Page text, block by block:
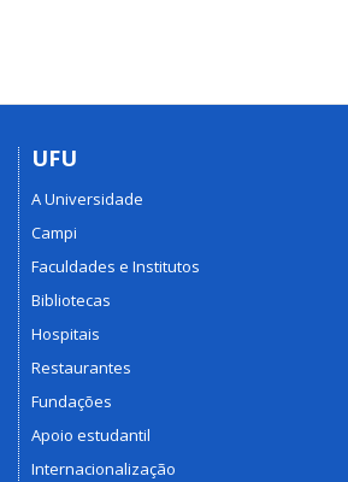
UFU
A Universidade
Campi
Faculdades e Institutos
Bibliotecas
Hospitais
Restaurantes
Fundações
Apoio estudantil
Internacionalização